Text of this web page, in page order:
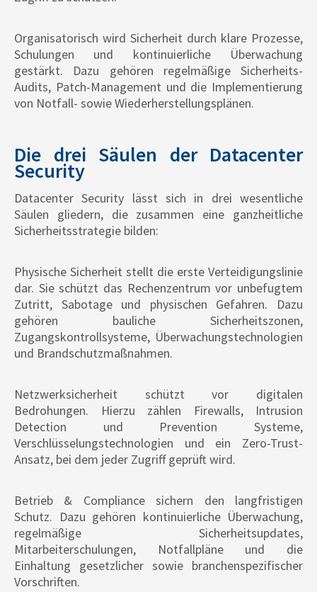
Organisatorisch wird Sicherheit durch klare Prozesse,
Schulungen und kontinuierliche Überwachung
gestärkt. Dazu gehören regelmäßige Sicherheits-
Audits, Patch-Management und die Implementierung
von Notfall- sowie Wiederherstellungsplänen.
Die drei Säulen der Datacenter
Security
Datacenter Security lässt sich in drei wesentliche
Säulen gliedern, die zusammen eine ganzheitliche
Sicherheitsstrategie bilden:
Physische Sicherheit stellt die erste Verteidigungslinie
dar. Sie schützt das Rechenzentrum vor unbefugtem
Zutritt, Sabotage und physischen Gefahren. Dazu
gehören bauliche Sicherheitszonen,
Zugangskontrollsysteme, Überwachungstechnologien
und Brandschutzmaßnahmen.
Netzwerksicherheit schützt vor digitalen
Bedrohungen. Hierzu zählen Firewalls, Intrusion
Detection und Prevention Systeme,
Verschlüsselungstechnologien und ein Zero-Trust-
Ansatz, bei dem jeder Zugriff geprüft wird.
Betrieb & Compliance sichern den langfristigen
Schutz. Dazu gehören kontinuierliche Überwachung,
regelmäßige Sicherheitsupdates,
Mitarbeiterschulungen, Notfallpläne und die
Einhaltung gesetzlicher sowie branchenspezifischer
Vorschriften.